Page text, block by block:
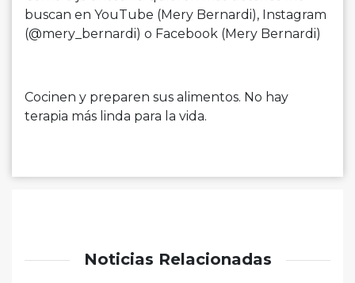
buscan en YouTube (Mery Bernardi), Instagram
(@mery_bernardi) o Facebook (Mery Bernardi)
Cocinen y preparen sus alimentos. No hay
terapia más linda para la vida️.
Noticias Relacionadas